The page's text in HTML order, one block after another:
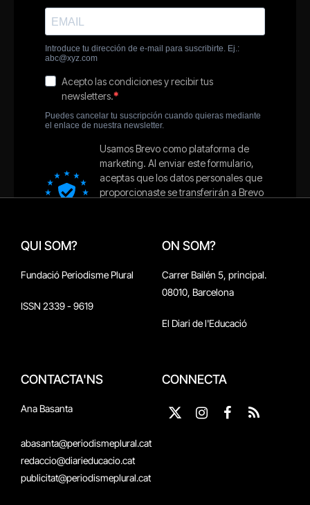
QUI SOM?
Fundació Periodisme Plural
ISSN 2339 - 9619
ON SOM?
Carrer Bailén 5, principal.
08010, Barcelona
El Diari de l'Educació
CONTACTA'NS
Ana Basanta
abasanta@periodismeplural.cat
redaccio@diarieducacio.cat
publicitat@periodismeplural.cat
CONNECTA
X
Instagram
Facebook
RSS